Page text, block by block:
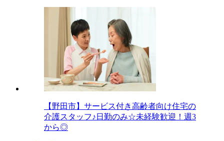
【野田市】サービス付き高齢者向け住宅の
介護スタッフ♪日勤のみ☆未経験歓迎！週3
から◎